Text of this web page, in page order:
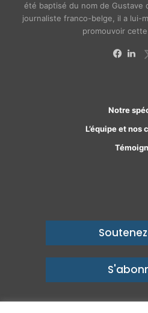
été baptisé du nom de Gustave
journaliste franco-belge, il a lui-
promouvoir
Notre
L’équipe et nos
Soutenez